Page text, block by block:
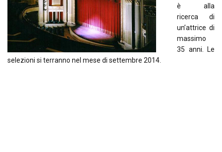
è alla
ricerca di
un’attrice di
massimo
35 anni. Le
selezioni si terranno nel mese di settembre 2014.